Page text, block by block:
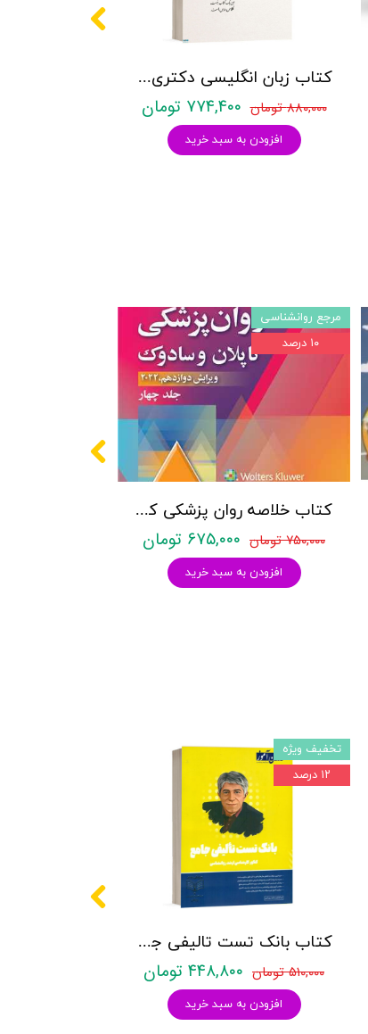
کتاب زبان انگلیسی دکتری زیر ذره بین هادی جهانشاهی
۸۸۰,۰۰۰ تومان ۷۷۴,۴۰۰ تومان
افزودن به سبد خرید
کتاب خلاصه روان پزشکی کاپلان و سادوک ویراست دوازدهم 2022 - جلد4- بنجامین جیمز سادوک ، ویرجینیا آلکوت سادوک ، پدرو روئیز - نشر ارجمند
۷۵۰,۰۰۰ تومان ۶۷۵,۰۰۰ تومان
افزودن به سبد خرید
مرجع روانشناسی
۱۰ درصد
کتاب بانک تست تالیفی جامع روان آموز
۵۱۰,۰۰۰ تومان ۴۴۸,۸۰۰ تومان
افزودن به سبد خرید
تخفیف ویژه
۱۲ درصد